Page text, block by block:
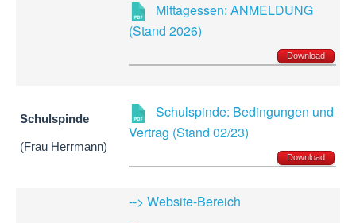
Mittagessen: ANMELDUNG
(Stand 2026)
Download
Schulspinde
(Frau Herrmann)
Schulspinde: Bedingungen und
Vertrag (Stand 02/23)
Download
--> Website-Bereich